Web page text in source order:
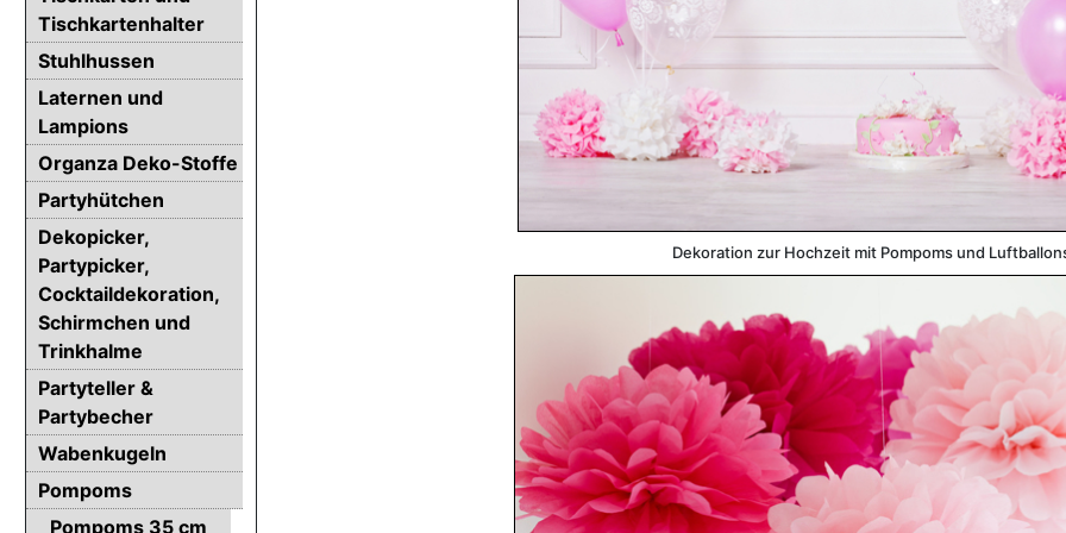
Dekoration zur Hochzeit mit Pompoms und
Tischkartenhalter
Stuhlhussen
Laternen und
Lampions
Organza Deko-Stoffe
Partyhütchen
Dekopicker,
Partypicker,
Cocktaildekoration,
Schirmchen und
Trinkhalme
Partyteller &
Partybecher
Wabenkugeln
Pompoms
Pompoms 35 cm